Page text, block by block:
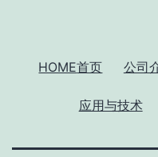
HOME首页 公司
应用与技术